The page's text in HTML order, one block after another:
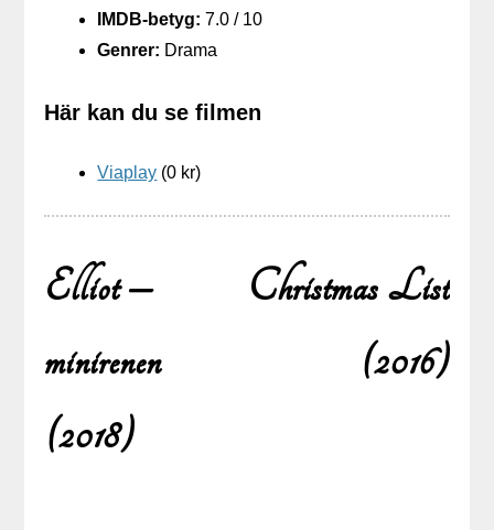
IMDB-betyg: 7.0 / 10
Genrer: Drama
Här kan du se filmen
Viaplay (0 kr)
Inläggsnavigering
Elliot –
minirenen
(2018)
Christmas List
(2016)